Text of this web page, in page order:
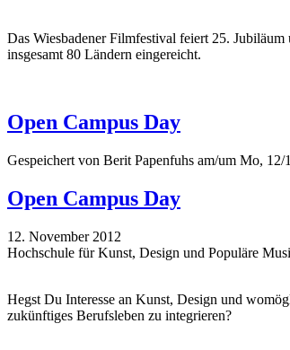
Das Wiesbadener Filmfestival feiert 25.
insgesamt 80 Ländern eingereicht.
Open Campus Day
Gespeichert von Berit Papenfuhs am/um Mo, 12/
Open Campus Day
12. November 2012
Hochschule für Kunst, Design und Populäre
Hegst Du Interesse an Kunst, Design und
zukünftiges Berufsleben zu integrieren?